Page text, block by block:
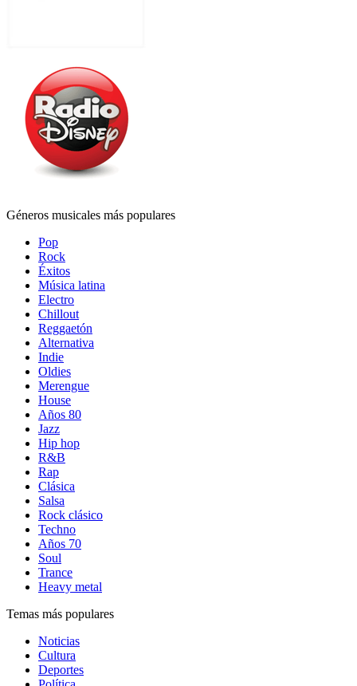
Géneros musicales más populares
Pop
Rock
Éxitos
Música latina
Electro
Chillout
Reggaetón
Alternativa
Indie
Oldies
Merengue
House
Años 80
Jazz
Hip hop
R&B
Rap
Clásica
Salsa
Rock clásico
Techno
Años 70
Soul
Trance
Heavy metal
Temas más populares
Noticias
Cultura
Deportes